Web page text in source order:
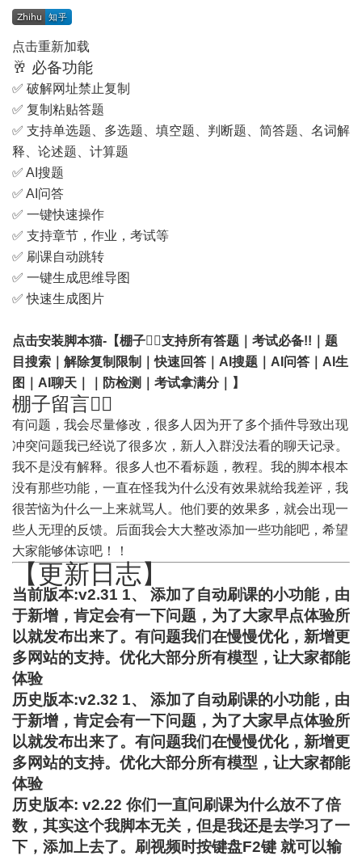
点击重新加载
🥂 必备功能
✅ 破解网址禁止复制
✅ 复制粘贴答题
✅ 支持单选题、多选题、填空题、判断题、简答题、名词解
释、论述题、计算题
✅ AI搜题
✅ AI问答
✅ 一键快速操作
✅ 支持章节，作业，考试等
✅ 刷课自动跳转
✅ 一键生成思维导图
✅ 快速生成图片
点击安装脚本猫-【棚子🙆‍♂️支持所有答题｜考试必备!!｜题
目搜索｜解除复制限制｜快速回答｜AI搜题｜AI问答｜AI生
图｜AI聊天｜｜防检测｜考试拿满分｜】
棚子留言🙇‍♂️
有问题，我会尽量修改，很多人因为开了多个插件导致出现
冲突问题我已经说了很多次，新人入群没法看的聊天记录。
我不是没有解释。很多人也不看标题，教程。我的脚本根本
没有那些功能，一直在怪我为什么没有效果就给我差评，我
很苦恼为什么一上来就骂人。他们要的效果多，就会出现一
些人无理的反馈。后面我会大大整改添加一些功能吧，希望
大家能够体谅吧！！
【更新日志】
当前版本:v2.31 1、 添加了自动刷课的小功能，由
于新增，肯定会有一下问题，为了大家早点体验所
以就发布出来了。有问题我们在慢慢优化，新增更
多网站的支持。优化大部分所有模型，让大家都能
体验
历史版本:v2.32 1、 添加了自动刷课的小功能，由
于新增，肯定会有一下问题，为了大家早点体验所
以就发布出来了。有问题我们在慢慢优化，新增更
多网站的支持。优化大部分所有模型，让大家都能
体验
历史版本: v2.22 你们一直问刷课为什么放不了倍
数，其实这个我脚本无关，但是我还是去学习了一
下，添加上去了。刷视频时按键盘F2键 就可以输